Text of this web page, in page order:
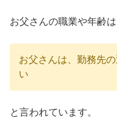
お父さんの職業や年齢
お父さんは、勤務先
い
と言われています。